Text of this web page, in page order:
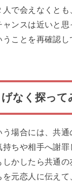
で会えなくと
ンスは近いと
ことを再確認
なく探って
場合には、共
ちや相手へ謝
かしたら共通
元恋人に伝え